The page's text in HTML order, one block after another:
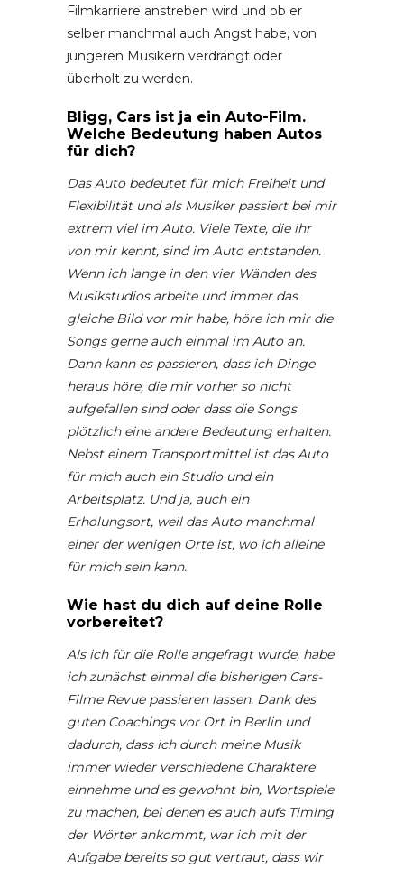
Filmkarriere anstreben wird und ob er
selber manchmal auch Angst habe, von
jüngeren Musikern verdrängt oder
überholt zu werden.
Bligg, Cars ist ja ein Auto-Film.
Welche Bedeutung haben Autos
für dich?
Das Auto bedeutet für mich Freiheit und
Flexibilität und als Musiker passiert bei mir
extrem viel im Auto. Viele Texte, die ihr
von mir kennt, sind im Auto entstanden.
Wenn ich lange in den vier Wänden des
Musikstudios arbeite und immer das
gleiche Bild vor mir habe, höre ich mir die
Songs gerne auch einmal im Auto an.
Dann kann es passieren, dass ich Dinge
heraus höre, die mir vorher so nicht
aufgefallen sind oder dass die Songs
plötzlich eine andere Bedeutung erhalten.
Nebst einem Transportmittel ist das Auto
für mich auch ein Studio und ein
Arbeitsplatz. Und ja, auch ein
Erholungsort, weil das Auto manchmal
einer der wenigen Orte ist, wo ich alleine
für mich sein kann.
Wie hast du dich auf deine Rolle
vorbereitet?
Als ich für die Rolle angefragt wurde, habe
ich zunächst einmal die bisherigen Cars-
Filme Revue passieren lassen. Dank des
guten Coachings vor Ort in Berlin und
dadurch, dass ich durch meine Musik
immer wieder verschiedene Charaktere
einnehme und es gewohnt bin, Wortspiele
zu machen, bei denen es auch aufs Timing
der Wörter ankommt, war ich mit der
Aufgabe bereits so gut vertraut, dass wir